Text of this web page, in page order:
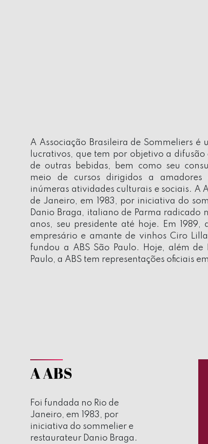
A Associação Brasileira de Sommeliers é
lucrativos, que tem por objetivo a
de outras bebidas, bem como seu
meio de cursos dirigidos a amadores
inúmeras atividades culturais e sociais. A
de Janeiro, em 1983, por iniciativa do
Danio Braga, italiano de Parma radicado
anos, seu presidente até hoje. Em 1989,
empresário e amante de vinhos Ciro
fundou a ABS São Paulo. Hoje, além de
Paulo, a ABS tem representações oficiais
A ABS
Foi fundada no Rio de
Janeiro, em 1983, por
iniciativa do sommelier e
restaurateur Danio Braga.